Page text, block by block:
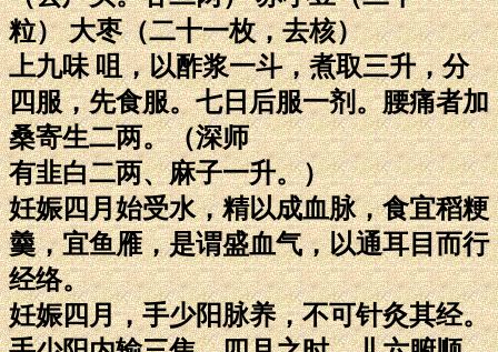
粒） 大枣（二十一枚，去核）
上九味 咀，以酢浆一斗，煮取三升，分
四服，先食服。七日后服一剂。腰痛者加
桑寄生二两。（深师
有韭白二两、麻子一升。）
妊娠四月始受水，精以成血脉，食宜稻粳
羹，宜鱼雁，是谓盛血气，以通耳目而行
经络。
妊娠四月，手少阳脉养，不可针灸其经。